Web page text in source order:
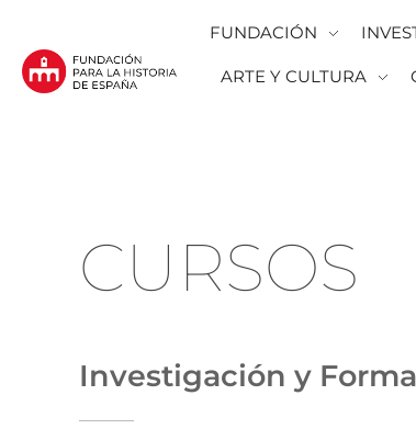
FUNDACIÓN
ARTE Y CULTURA
CURSOS
Investigación y